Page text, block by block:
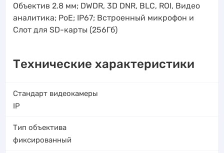
Объектив 2.8 мм; DWDR, 3D DNR, BLC, ROI, Видео
аналитика; PoE; IP67; Встроенный микрофон и
Слот для SD-карты (256Гб)
Технические характеристики
Стандарт видеокамеры
IP
Тип объектива
фиксированный